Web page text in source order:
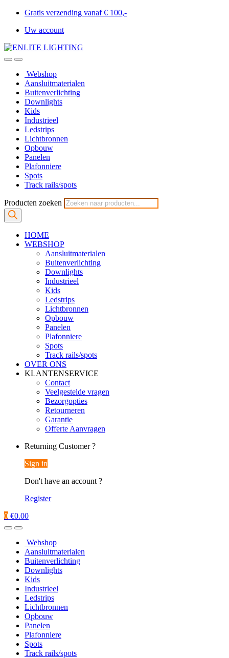
Gratis verzending vanaf € 100,-
Uw account
Webshop
Aansluitmaterialen
Buitenverlichting
Downlights
Kids
Industrieel
Ledstrips
Lichtbronnen
Opbouw
Panelen
Plafonniere
Spots
Track rails/spots
Producten zoeken
HOME
WEBSHOP
Aansluitmaterialen
Buitenverlichting
Downlights
Industrieel
Kids
Ledstrips
Lichtbronnen
Opbouw
Panelen
Plafonniere
Spots
Track rails/spots
OVER ONS
KLANTENSERVICE
Contact
Veelgestelde vragen
Bezorgopties
Retourneren
Garantie
Offerte Aanvragen
Returning Customer ?
Sign in
Don't have an account ?
Register
0 €0.00
Webshop
Aansluitmaterialen
Buitenverlichting
Downlights
Kids
Industrieel
Ledstrips
Lichtbronnen
Opbouw
Panelen
Plafonniere
Spots
Track rails/spots